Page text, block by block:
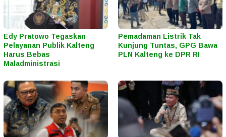
Edy Pratowo Tegaskan
Pelayanan Publik Kalteng
Harus Bebas
Maladministrasi
Pemadaman Listrik Tak
Kunjung Tuntas, GPG Bawa
PLN Kalteng ke DPR RI